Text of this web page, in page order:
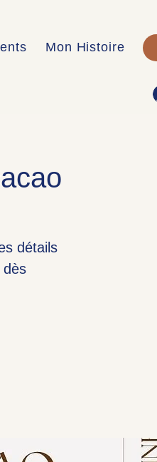
Mon Histoire
détails
dès